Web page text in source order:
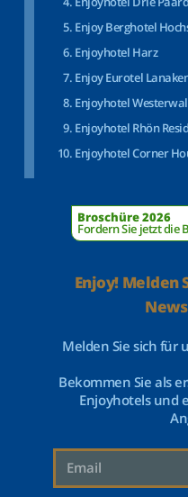
Enjoy Berghotel
Enjoyhotel Harz
Enjoy Eurotel
Enjoyhotel
Enjoyhotel Rhön
Enjoyhotel Corner
Broschüre 2026
Fordern Sie jetzt die
Enjoy! Melden
Melden Sie sich für
Bekommen Sie als
Enjoyhotels und